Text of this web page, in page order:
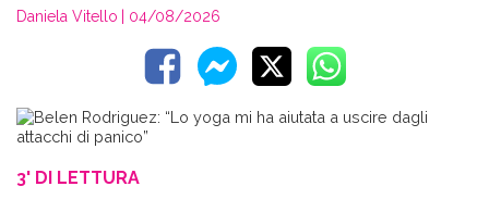
Daniela Vitello | 04/08/2026
3' DI LETTURA